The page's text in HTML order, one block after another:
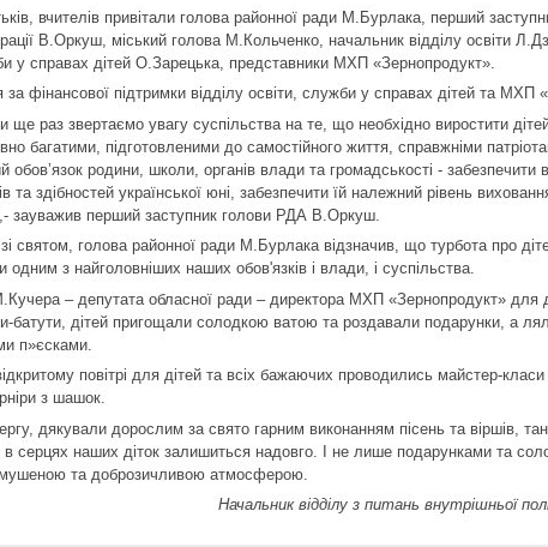
вчителів привітали голова районної ради М.Бурлака, перший
В.Оркуш, міський голова М.Кольченко, начальник відділу освіти
у справах дітей О.Зарецька, представники МХП «Зернопродукт».
за фінансової підтримки відділу освіти, служби у справах дітей та МХП
ще раз звертаємо увагу суспільства на те, що необхідно виростити
багатими, підготовленими до самостійного життя, справжніми
обов’язок родини, школи, органів влади та громадськості - забезпечити
та здібностей української юні, забезпечити їй належний рівень
зауважив перший заступник голови РДА В.Оркуш.
святом, голова районної ради М.Бурлака відзначив, що турбота про
одним з найголовніших наших обов'язків і влади, і суспільства.
– депутата обласної ради – директора МХП «Зернопродукт» для
батути, дітей пригощали солодкою ватою та роздавали подарунки, а
п»єсками.
повітрі для дітей та всіх бажаючих проводились майстер-класи
з шашок.
дякували дорослим за свято гарним виконанням пісень та віршів,
в серцях наших діток залишиться надовго. І не лише подарунками та
та доброзичливою атмосферою.
Начальник відділу з питань внутрішньої